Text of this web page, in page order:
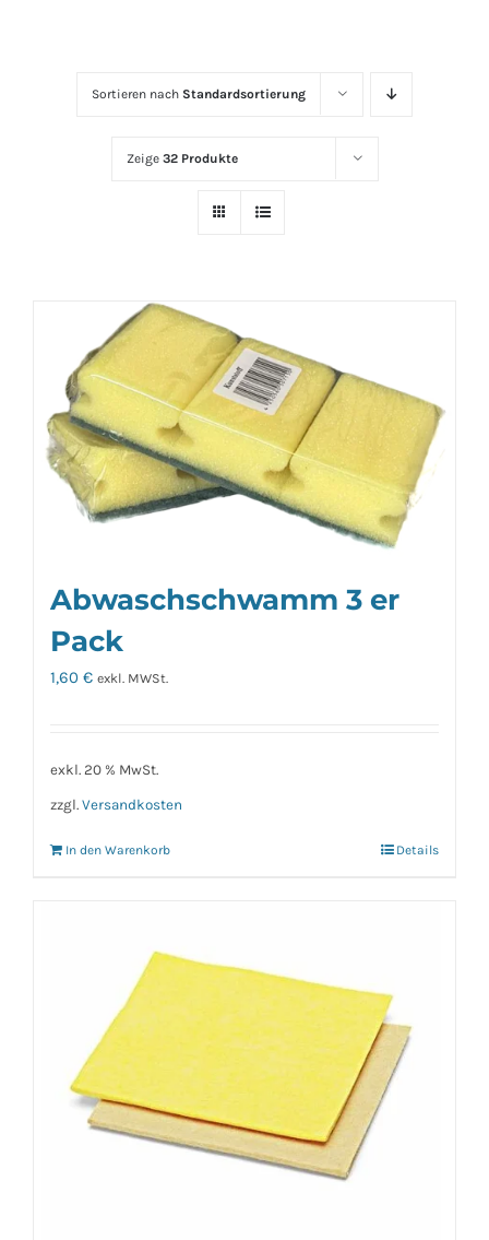
Sortieren nach Standardsortierung
Zeige 32 Produkte
Abwaschschwamm 3 er
Pack
1,60 € exkl. MWSt.
exkl. 20 % MwSt.
zzgl. Versandkosten
In den Warenkorb Details